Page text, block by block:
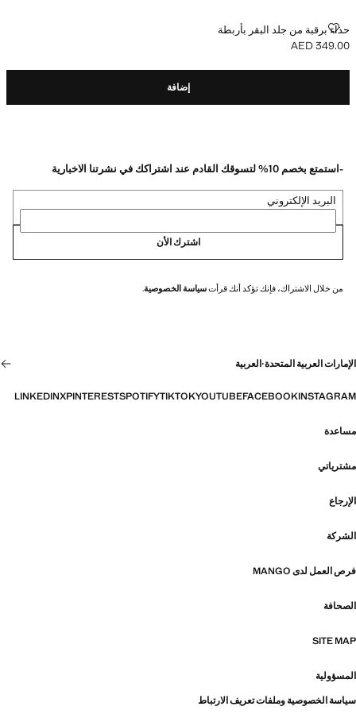
حذاء برقبة من جلد البقر بأربطة
حذاء برقبة من جلد البقر بأربطة
السعر الحالي [AED 349.00 ]
AED 349.00
إضافة
-استمتع بخصم 10% لتسوقك القادم عند اشتراكك في نشرتنا الاخبارية
البريد الإلكتروني
اشترك الأن
من خلال الاشتراك، فإنك تؤكد أنك قرأتسياسة الخصوصية.
الإمارات العربية المتحدة·العربية
INSTAGRAM
FACEBOOK
YOUTUBE
TIKTOK
SPOTIFY
PINTEREST
X
LINKEDIN
مساعدة
مشترياتي
الإرجاع
الشركة
فرص العمل لدى MANGO
الصحافة
SITE MAP
المسؤولية
سياسة الخصوصية وملفات تعريف الارتباط